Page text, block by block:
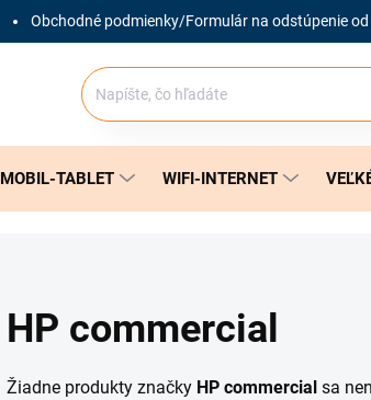
Obchodné podmienky/Formulár na odstúpenie
MOBIL-TABLET WIFI-INTERNET
HP commercial
Žiadne produkty značky HP commercial sa